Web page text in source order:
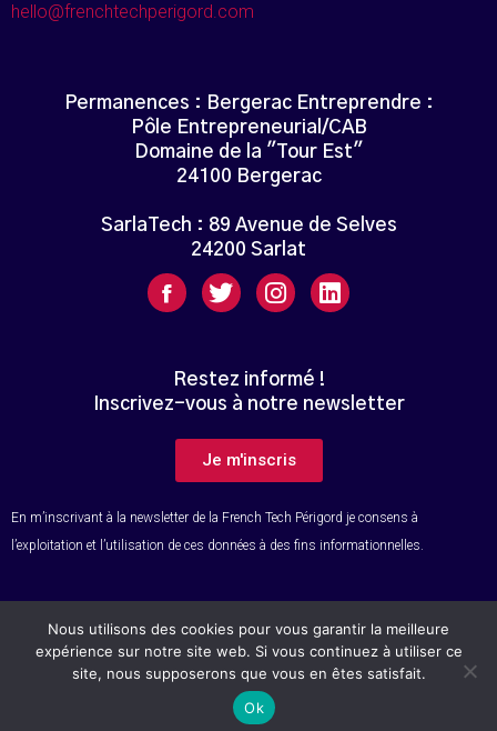
hello@frenchtechperigord.com
Permanences : Bergerac Entreprendre :
Pôle Entrepreneurial/CAB
Domaine de la "Tour Est"
24100 Bergerac
SarlaTech : 89 Avenue de Selves
24200 Sarlat
Restez informé !
Inscrivez-vous à notre newsletter
Je m'inscris
En m’inscrivant à la newsletter de la French Tech Périgord je consens à
l’exploitation et l’utilisation de ces données à des fins informationnelles.
© Tous droits réservés – French Tech Périgord
Nous utilisons des cookies pour vous garantir la meilleure
expérience sur notre site web. Si vous continuez à utiliser ce
site, nous supposerons que vous en êtes satisfait.
Ok